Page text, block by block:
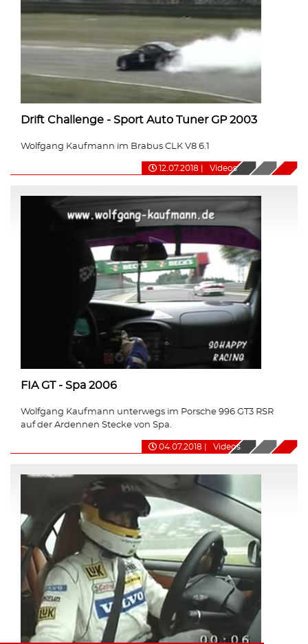
Drift Challenge - Sport Auto Tuner GP 2003
Wolfgang Kaufmann im Brabus CLK V8 6.1
12.07.2018 Videos
FIA GT - Spa 2006
Wolfgang Kaufmann unterwegs im Porsche 996 GT3 RSR
auf der Ardennen Stecke von Spa.
04.07.2018 Videos